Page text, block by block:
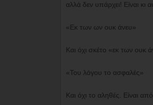
αλλά δεν υπάρχει! Είναι
«Εκ των ων ουκ άνευ»
Και όχι σκέτο «εκ των ουκ
«Του λόγου το ασφαλές»
Και όχι το αληθές. Είναι